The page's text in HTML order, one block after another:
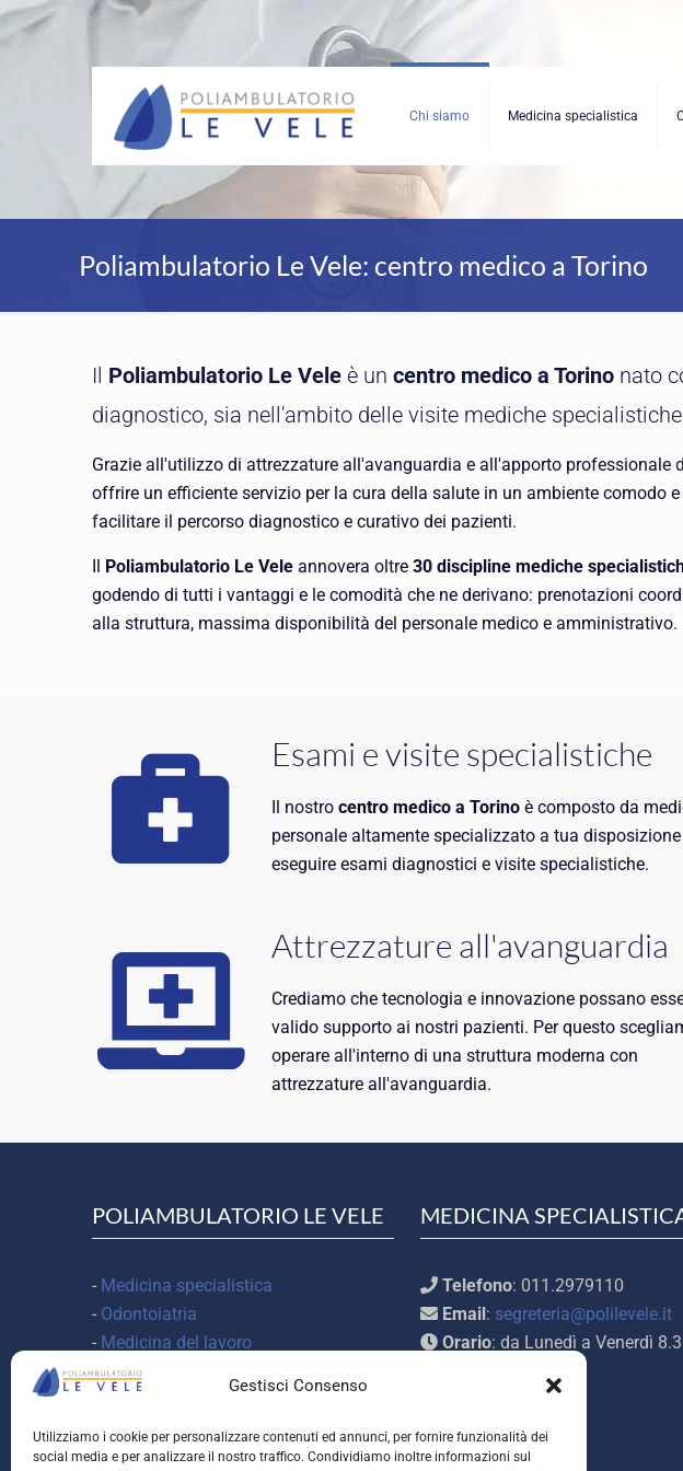
Gestisci Consenso
Utilizziamo i cookie per personalizzare contenuti ed annunci, per fornire funzionalità dei
social media e per analizzare il nostro traffico. Condividiamo inoltre informazioni sul
Chi siamo Medicina specialistica
Poliambulatorio Le Vele: centro medico a Torino
Il Poliambulatorio Le Vele è un centro medico a Torino nato
diagnostico, sia nell'ambito delle visite mediche
Grazie all'utilizzo di attrezzature all'avanguardia e all'apporto
offrire un efficiente servizio per la cura della salute in un ambiente
facilitare il percorso diagnostico e curativo dei pazienti.
Il Poliambulatorio Le Vele annovera oltre 30 discipline mediche
godendo di tutti i vantaggi e le comodità che ne derivano: prenotazioni
alla struttura, massima disponibilità del personale medico e amministrativo.
Esami e visite specialistiche
Il nostro centro medico a Torino è composto da
personale altamente specializzato a tua
eseguire esami diagnostici e visite specialistiche.
Attrezzature all'avanguardia
Crediamo che tecnologia e innovazione possano
valido supporto ai nostri pazienti. Per questo
operare all'interno di una struttura moderna con
attrezzature all'avanguardia.
POLIAMBULATORIO LE VELE
- Medicina specialistica
- Odontoiatria
- Medicina del lavoro
Torino
MEDICINA
Telefono: 011.2979110
Email: segreteria@polilevele.it
Orario: da Lunedì a Venerdì